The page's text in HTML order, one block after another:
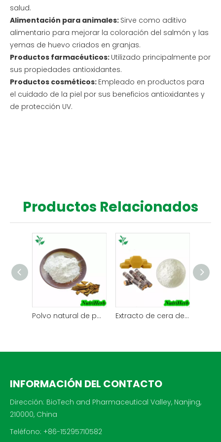
salud.
Alimentación para animales: Sirve como aditivo
alimentario para mejorar la coloración del salmón y las
yemas de huevo criados en granjas.
Productos farmacéuticos: Utilizado principalmente por
sus propiedades antioxidantes.
Productos cosméticos: Empleado en productos para
el cuidado de la piel por sus beneficios antioxidantes y
de protección UV.
Productos Relacionados
Polvo natural de polidatina con extracto de Polygonum Cuspidatum Extracto de cera de caña de azúcar Policosanol Octacosanol en polvo
INFORMACIÓN DEL CONTACTO
Dirección: BioTech and Pharmaceutical Valley, Nanjing,
210000, China
Teléfono: +86-15295710582